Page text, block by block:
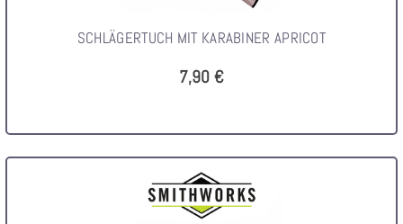
SCHLÄGERTUCH MIT KARABINER APRICOT
7,90 €